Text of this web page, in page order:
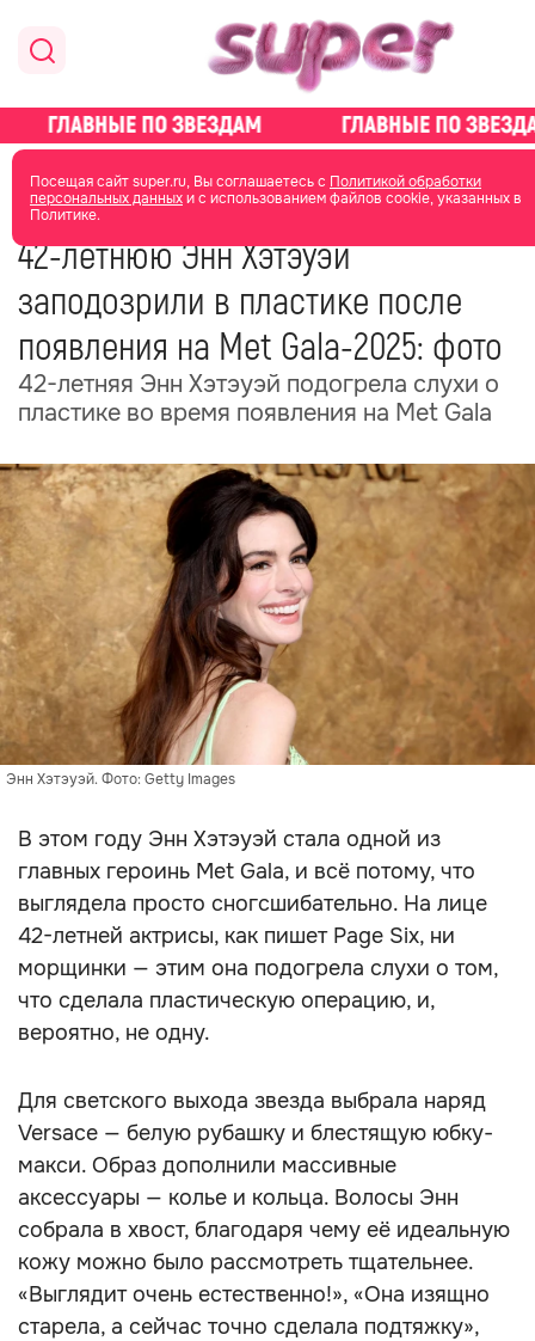
Посещая сайт super.ru, Вы соглашаетесь с Политикой обработки
персональных данныхи с использованием файлов cookie, указанных в
Политике.
главная новости о звездах
06 мая 2025
42-летнюю Энн Хэтэуэй
заподозрили в пластике после
появления на Met Gala-2025: фото
42-летняя Энн Хэтэуэй подогрела слухи о
пластике во время появления на Met Gala
Энн Хэтэуэй. Фото: Getty Images
В этом году Энн Хэтэуэй стала одной из
главных героинь Met Gala, и всё потому, что
выглядела просто сногсшибательно. На лице
42-летней актрисы, как пишет Page Six, ни
морщинки — этим она подогрела слухи о том,
что сделала пластическую операцию, и,
вероятно, не одну.
Для светского выхода звезда выбрала наряд
Versace — белую рубашку и блестящую юбку-
макси. Образ дополнили массивные
аксессуары — колье и кольца. Волосы Энн
собрала в хвост, благодаря чему её идеальную
кожу можно было рассмотреть тщательнее.
«Выглядит очень естественно!», «Она изящно
старела, а сейчас точно сделала подтяжку»,